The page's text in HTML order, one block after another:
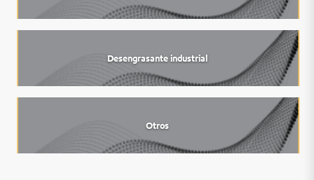
Desengrasante industrial
Otros